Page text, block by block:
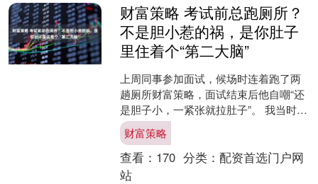
财富策略 考试前总跑厕所？
不是胆小惹的祸，是你肚子
里住着个“第二大脑”
上周同事参加面试，候场时连着跑了两
趟厕所财富策略，面试结束后他自嘲“还
是胆子小，一紧张就拉肚子”。 我当时就
想跟他说，这事儿真不是“胆小”能背的
锅，大概率是身体....
财富策略
查看： 170 分类： 配资首选门户网
站